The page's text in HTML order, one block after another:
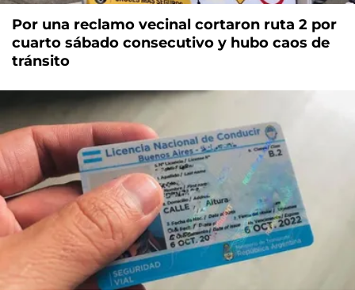
Por una reclamo vecinal cortaron ruta 2 por
cuarto sábado consecutivo y hubo caos de
tránsito